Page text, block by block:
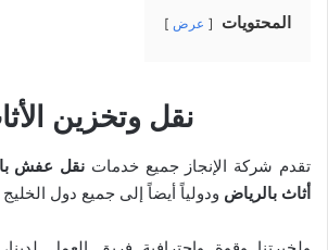
المحتويات عرض
نقل وتخزين
تقدم شركة الإنجاز جميع خدمات نقل عفش
أثاث بالرياض ودولياً أيضاً إلى جميع دول الخليج